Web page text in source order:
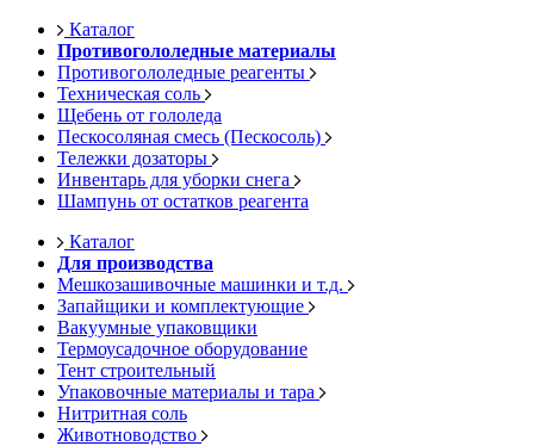
Каталог
Противогололедные материалы
Противогололедные реагенты
Техническая соль
Щебень от гололеда
Пескосоляная смесь (Пескосоль)
Тележки дозаторы
Инвентарь для уборки снега
Шампунь от остатков реагента
Каталог
Для производства
Мешкозашивочные машинки и т.д.
Запайщики и комплектующие
Вакуумные упаковщики
Термоусадочное оборудование
Тент строительный
Упаковочные материалы и тара
Нитритная соль
Животноводство